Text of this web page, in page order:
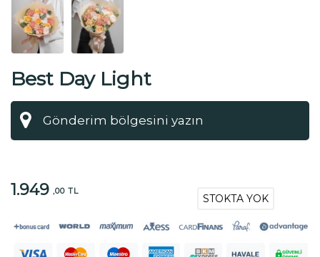
Best Day Light
1.949 ,00 TL
STOKTA YOK